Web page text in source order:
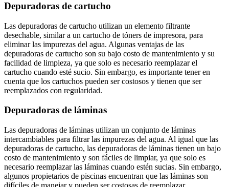
Depuradoras de cartucho
Las depuradoras de cartucho utilizan un elemento filtrante
desechable, similar a un cartucho de tóners de impresora, para
eliminar las impurezas del agua. Algunas ventajas de las
depuradoras de cartucho son su bajo costo de mantenimiento y su
facilidad de limpieza, ya que solo es necesario reemplazar el
cartucho cuando esté sucio. Sin embargo, es importante tener en
cuenta que los cartuchos pueden ser costosos y tienen que ser
reemplazados con regularidad.
Depuradoras de láminas
Las depuradoras de láminas utilizan un conjunto de láminas
intercambiables para filtrar las impurezas del agua. Al igual que las
depuradoras de cartucho, las depuradoras de láminas tienen un bajo
costo de mantenimiento y son fáciles de limpiar, ya que solo es
necesario reemplazar las láminas cuando estén sucias. Sin embargo,
algunos propietarios de piscinas encuentran que las láminas son